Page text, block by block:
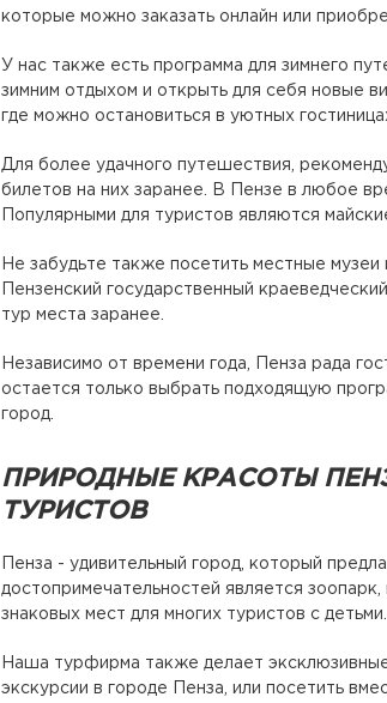
которые можно заказать онлайн или
У нас также есть программа для зимнего
зимним отдыхом и открыть для себя новые
где можно остановиться в уютных
Для более удачного путешествия,
билетов на них заранее. В Пензе в любое
Популярными для туристов являются
Не забудьте также посетить местные
Пензенский государственный
тур места заранее.
Независимо от времени года, Пенза рада
остается только выбрать подходящую
город.
ПРИРОДНЫЕ КРАСОТЫ
ТУРИСТОВ
Пенза - удивительный город, который
достопримечательностей является
знаковых мест для многих туристов с детьми.
Наша турфирма также делает
экскурсии в городе Пенза, или посетить